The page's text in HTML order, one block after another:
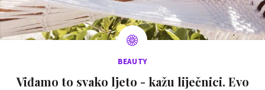
BEAUTY
Viđamo to svako ljeto - kažu liječnici. Evo